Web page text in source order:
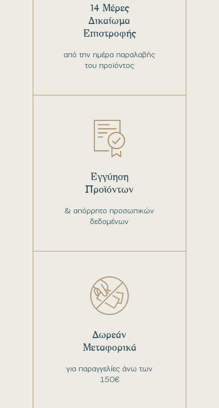
από την ημέρα παραλαβής
του προϊόντος
14 Μέρες
Δικαίωμα
Επιστροφής
& απόρρητο προσωπικών
δεδομένων
Εγγύηση
Προϊόντων
για παραγγελίες άνω των
150€
Δωρεάν
Μεταφορικά